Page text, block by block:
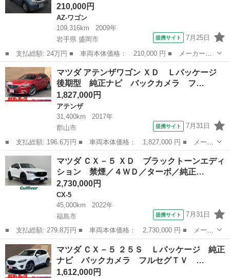
210,000円
AZ-ワゴン
109,316km
2009年
岩手県 盛岡市
提携サイト 7月25日
■ 支払総額: 24万円 ■ 車両本体価格： 210,000 円 ■ メーカー
名： マツダ ■ 車種名： ＡＺワゴン ■ グレード名： ＸＧ ５
速マニュアル４ＷＤ車検新規２年Ｋ６ＡチェーンベルトＡＢＳ禁煙キ
ーレス運転ヒータ...
岩手 盛岡市 AZ-ワゴン
マツダ アテンザワゴン ＸＤ Ｌパッケージ
後期型 純正ナビ バックカメラ フ…
1,827,000円
アテンザ
31,400km
2017年
郡山市
提携サイト 7月31日
■ 支払総額: 196.6万円 ■ 車両本体価格： 1,827,000 円 ■ メーカ
ー名： マツダ ■ 車種名： アテンザワゴン ■ グレード名： Ｘ
Ｄ Ｌパッケージ 後期型 純正ナビ バックカメラ フルセグＴ
Ｖ ＥＴＣ...
福島 郡山市 アテンザ
マツダ ＣＸ－５ ＸＤ ブラックトーンエディ
ション 禁煙／４ＷＤ／ターボ／純正…
2,730,000円
CX-5
45,000km
2022年
福島市
提携サイト 7月31日
■ 支払総額: 279.8万円 ■ 車両本体価格： 2,730,000 円 ■ メーカ
ー名： マツダ ■ 車種名： ＣＸ－５ ■ グレード名： ＸＤ ブ
ラックトーンエディション 禁煙／４ＷＤ／ターボ／純正ナビ／ＨＵ
Ｄ／レー...
福島 福島市 CX-5
マツダ ＣＸ－５ ２５Ｓ Ｌパッケージ 純正
ナビ バックカメラ フルセグＴＶ …
1,612,000円